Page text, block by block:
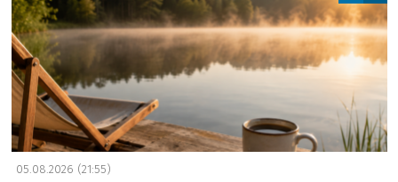
05.08.2026 (21:55)